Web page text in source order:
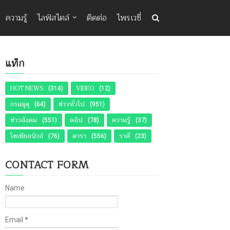
ความรู้ ไลฟ์สไตล์ ติดต่อ ไพรเวซี่
แท็ก
HOT NEWS (314) VIDEO (12)
กรมอุตุ (64) ข่าวทั่วไป (951)
ข่าวสังคม (551) คลิป (78) ความรู้ (37)
โซเชียลนิวส์ (76) ดารา (556) ราศี (23)
CONTACT FORM
Name
Email *